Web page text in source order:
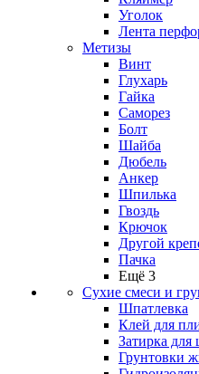
Уголок
Лента
Метизы
Винт
Глухарь
Гайка
Саморез
Болт
Шайба
Дюбель
Анкер
Шпилька
Гвоздь
Крючок
Другой
Пачка
Ещё 3
Сухие смеси и
Шпатлевка
Клей для
Затирка для
Грунтовки